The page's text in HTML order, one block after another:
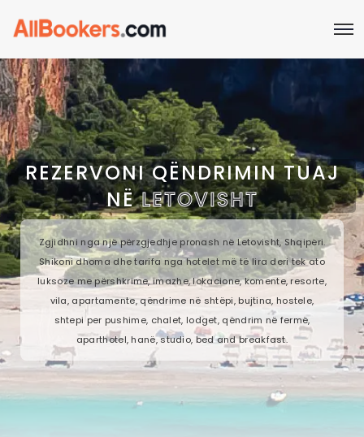
REZERVONI QËNDRIMIN TUAJ
NËLETOVISHT
Zgjidhni nga një përzgjedhje pronash në Letovisht, Shqipëri.
Shikoni dhoma dhe tarifa nga hotelet më të lira deri tek ato
luksoze me përshkrime, imazhe, lokacione, komente, resorte,
vila, apartamente, qëndrime në shtëpi, bujtina, hostele,
shtepi per pushime, chalet, lodget, qëndrim në fermë,
aparthotel, hanë, studio, bed and breakfast.